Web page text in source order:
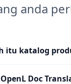
anda
itu katalog
Doc